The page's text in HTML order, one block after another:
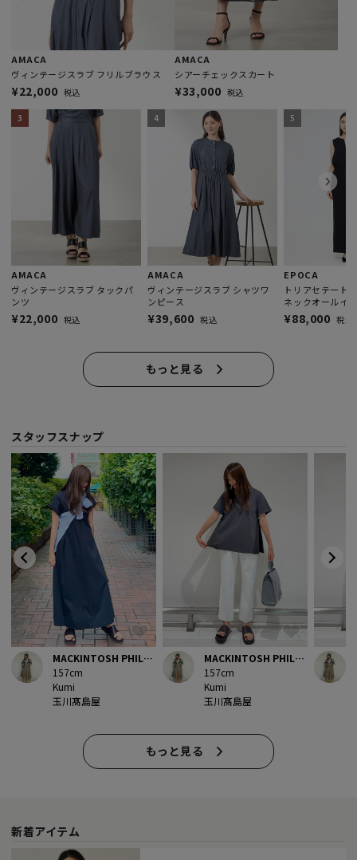
AMACA
ヴィンテージスラブ フリルブラウス
¥22,000 税込
AMACA
シアーチェックスカート
¥33,000 税込
3
AMACA
ヴィンテージスラブ タックパ
ンツ
¥22,000 税込
4
AMACA
ヴィンテージスラブ シャツワ
ンピース
¥39,600 税込
5
EPOCA
トリアセテート
ネックオールイ
¥88,000 税込
もっと見る
スタッフスナップ
玉川髙島屋
Kumi
157cm
MACKINTOSH PHILO
SOPHY
玉川髙島屋
Kumi
157cm
MACKINTOSH PHILO
SOPHY
もっと見る
新着アイテム